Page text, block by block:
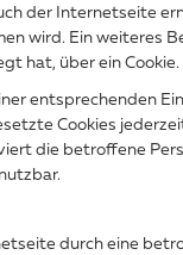
der Internetseite
wird. Ein weiteres
hat, über ein Cookie.
entsprechenden
Cookies
die betroffene
durch eine